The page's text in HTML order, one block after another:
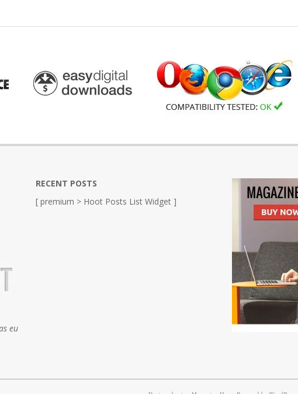
eu
RECENT POSTS
[ premium > Hoot Posts List Widget ]